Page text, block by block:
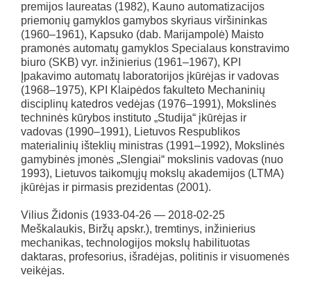
premijos laureatas (1982), Kauno automatizacijos
priemonių gamyklos gamybos skyriaus viršininkas
(1960–1961), Kapsuko (dab. Marijampolė) Maisto
pramonės automatų gamyklos Specialaus konstravimo
biuro (SKB) vyr. inžinierius (1961–1967), KPI
Įpakavimo automatų laboratorijos įkūrėjas ir vadovas
(1968–1975), KPI Klaipėdos fakulteto Mechaninių
disciplinų katedros vedėjas (1976–1991), Mokslinės
techninės kūrybos instituto „Studija“ įkūrėjas ir
vadovas (1990–1991), Lietuvos Respublikos
materialinių išteklių ministras (1991–1992), Mokslinės
gamybinės įmonės „Slengiai“ mokslinis vadovas (nuo
1993), Lietuvos taikomųjų mokslų akademijos (LTMA)
įkūrėjas ir pirmasis prezidentas (2001).
Vilius Židonis (1933-04-26 — 2018-02-25
Meškalaukis, Biržų apskr.), tremtinys, inžinierius
mechanikas, technologijos mokslų habilituotas
daktaras, profesorius, išradėjas, politinis ir visuomenės
veikėjas.